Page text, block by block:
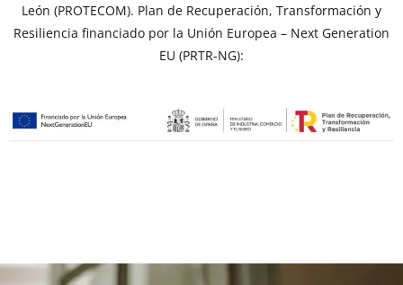
León (PROTECOM). Plan de Recuperación, Transformación y
Resiliencia financiado por la Unión Europea – Next Generation
EU (PRTR-NG):